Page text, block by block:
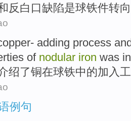
反白口缺陷是球铁件转
adding process
of nodular iron was
绍了铜在球铁中的加入
例句